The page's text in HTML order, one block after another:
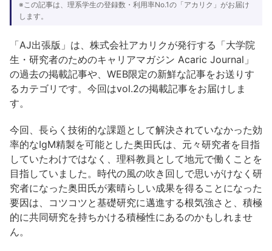
※この記事は、理系学生の登録数・利用率No.1の「アカリク」がお届け
します。
「AJ出張版」は、株式会社アカリクが発行する「大学院
生・研究者のためのキャリアマガジン Acaric Journal」
の過去の掲載記事や、WEB限定の新鮮な記事をお送りす
るカテゴリです。今回はvol.2の掲載記事をお届けしま
す。
今回、長らく技術的な課題として解決されていなかった効
率的なIgM精製を可能とした奥田氏は、元々研究者を目指
していたわけではなく、理科教員として地元で働くことを
目指していました。時代の風の吹き回しで思いがけなく研
究者になった奥田氏が素晴らしい成果を得ることになった
要因は、コツコツと基礎研究に邁進する根気強さと、積極
的に共同研究を持ちかける積極性にあるのかもしれませ
ん。